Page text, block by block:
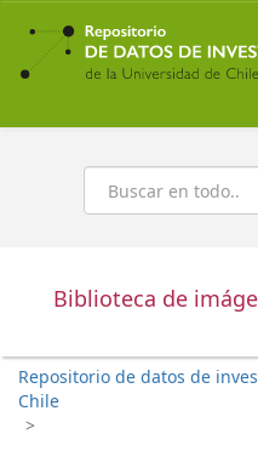
Ir
contenido
principal
Buscar
Biblioteca de
Repositorio de datos de
Chile
>